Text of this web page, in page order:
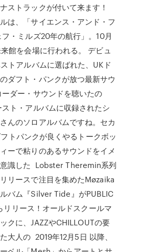
ストラックが付いて来ます！
は、「サイエンス・アンド・フ
・ミルズ20年の航行」。10月
館を会場に行われる。 デビュ
トアルバムに選ばれた、UKド
ダフト・パンクが放つ最新サウ
ダー・サウンドを聴いたの
ト・アルバムに収録されたシ
んのソロアルバムですね。セカ
トパンクが良くやるトークボッ
ーで粘りのあるサウンドをイメ
識した Lobster Theremin系列
リースで注目を集めたMøzaika
バム『Silver Tide』がPUBLIC
リリース！オールドスクールマ
クに、JAZZやCHILLOUTの要
大人の 2019年12月5日 以降、